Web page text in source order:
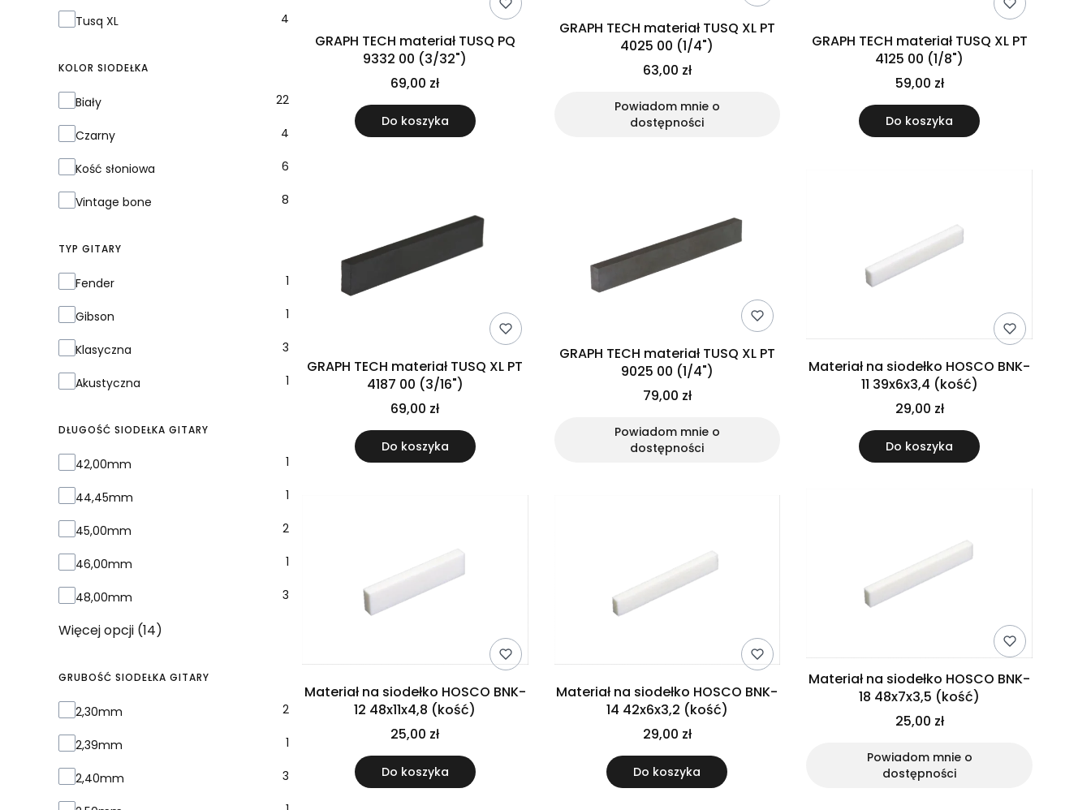
Tusq XL 4
KOLOR SIODEŁKA
Kolor siodełka
Biały 22
Czarny 4
Kość słoniowa 6
Vintage bone 8
TYP GITARY
Typ gitary
Fender 1
Gibson 1
Klasyczna 3
Akustyczna 1
DŁUGOŚĆ SIODEŁKA GITARY
Długość siodełka gitary
42,00mm 1
44,45mm 1
45,00mm 2
46,00mm 1
48,00mm 3
Więcej opcji (14)
GRUBOŚĆ SIODEŁKA GITARY
Grubość siodełka gitary
2,30mm 2
2,39mm 1
2,40mm 3
GRAPH TECH materiał TUSQ PQ
9332 00 (3/32")
69,00 zł
Do koszyka
GRAPH TECH materiał TUSQ XL PT
4025 00 (1/4")
63,00 zł
Powiadom mnie o
dostępności
GRAPH TECH materiał TUSQ XL PT
4125 00 (1/8")
59,00 zł
Do koszyka
GRAPH TECH materiał TUSQ XL PT
4187 00 (3/16")
69,00 zł
Do koszyka
GRAPH TECH materiał TUSQ XL PT
9025 00 (1/4")
79,00 zł
Powiadom mnie o
dostępności
Materiał na siodełko HOSCO BNK-
11 39x6x3,4 (kość)
29,00 zł
Do koszyka
Materiał na siodełko HOSCO BNK-
12 48x11x4,8 (kość)
25,00 zł
Do koszyka
Materiał na siodełko HOSCO BNK-
14 42x6x3,2 (kość)
29,00 zł
Do koszyka
Materiał na siodełko HOSCO BNK-
18 48x7x3,5 (kość)
25,00 zł
Powiadom mnie o
dostępności